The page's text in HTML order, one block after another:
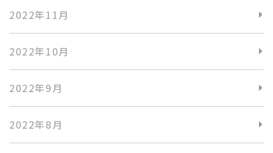
2022年11月
2022年10月
2022年9月
2022年8月